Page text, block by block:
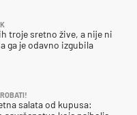
troje sretno žive, a nije ni
ga je odavno izgubila
salata od kupusa: